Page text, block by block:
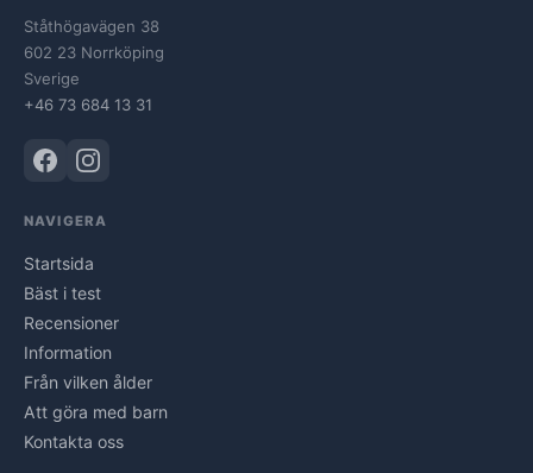
Ståthögavägen 38
602 23 Norrköping
Sverige
+46 73 684 13 31
NAVIGERA
Startsida
Bäst i test
Recensioner
Information
Från vilken ålder
Att göra med barn
Kontakta oss